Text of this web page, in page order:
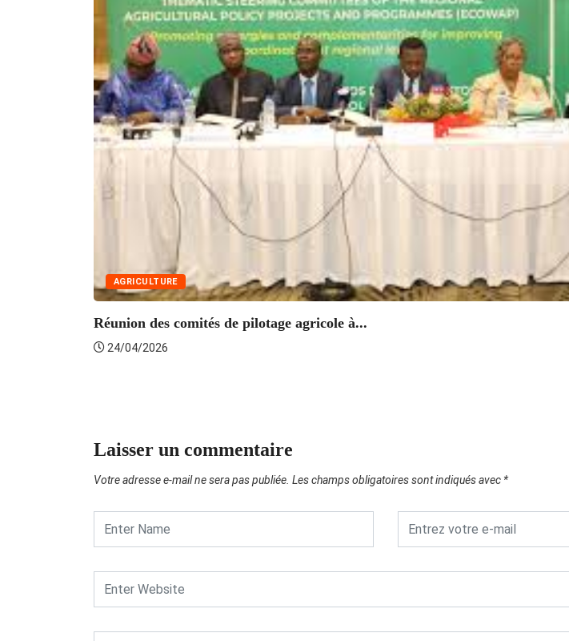
AGRICULTURE
Réunion des comités de pilotage agricole à...
24/04/2026
Laisser un commentaire
Votre adresse e-mail ne sera pas publiée. Les champs obligatoires sont indiqués avec *